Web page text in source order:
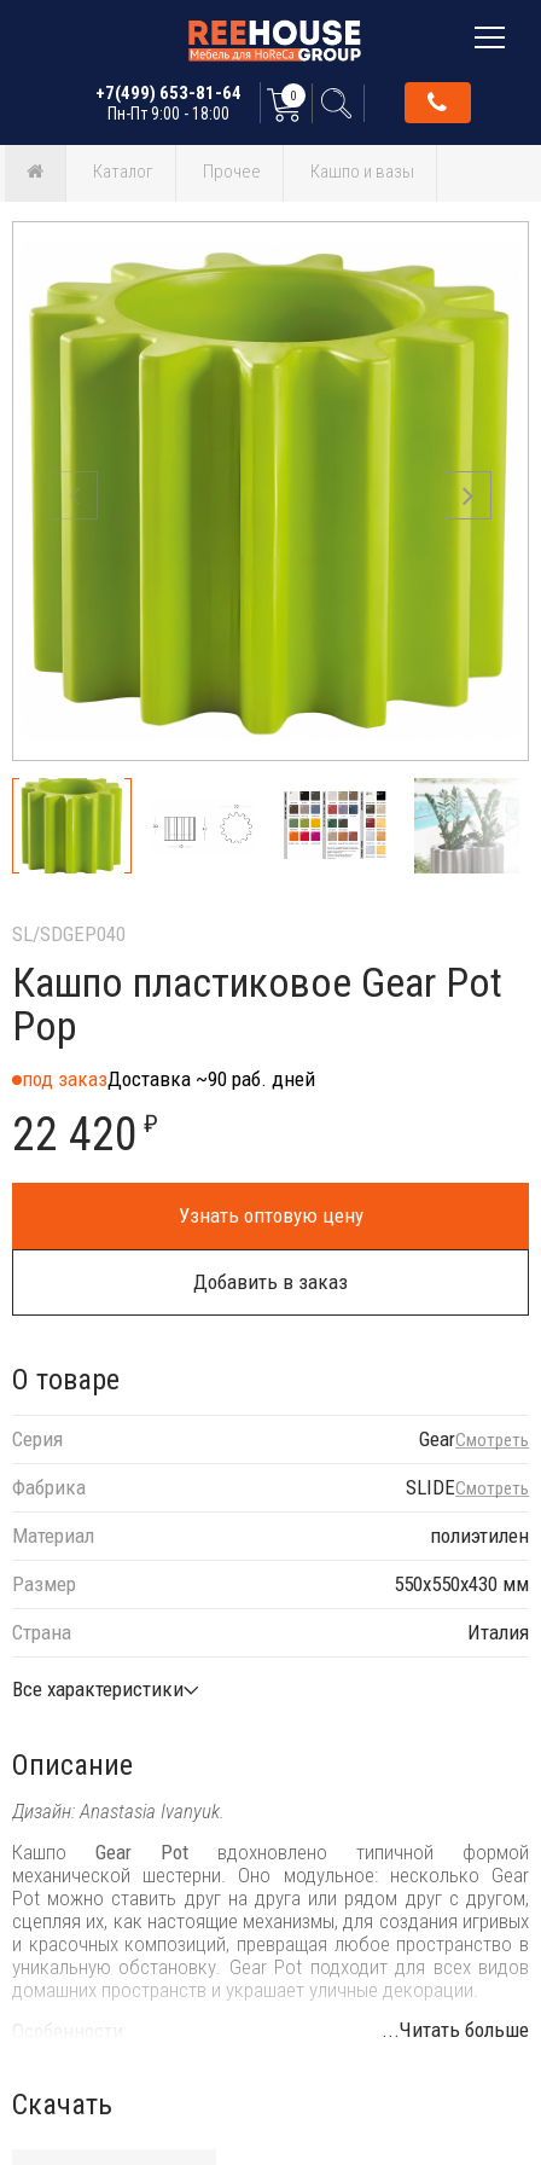
+7(499) 653-81-64
Пн-Пт 9:00 - 18:00
0
Каталог Прочее Кашпо и вазы
SL/SDGEP040
Кашпо пластиковое Gear Pot
Pop
под заказДоставка ~90 раб. дней
22 420 ₽
Узнать оптовую цену
Добавить в заказ
О товаре
Серия GearСмотреть
Фабрика SLIDEСмотреть
Материал
полиэтилен
Размер
550х550х430 мм
Страна
Италия
Все характеристики
Описание
Дизайн: Anastasia Ivanyuk.
Кашпо Gear Pot вдохновлено типичной формой
механической шестерни. Оно модульное: несколько Gear
Pot можно ставить друг на друга или рядом друг с другом,
сцепляя их, как настоящие механизмы, для создания игривых
и красочных композиций, превращая любое пространство в
уникальную обстановку. Gear Pot подходит для всех видов
домашних пространств и украшает уличные декорации.
Особенности:
Версия: Pop.
...Читать больше
Скачать